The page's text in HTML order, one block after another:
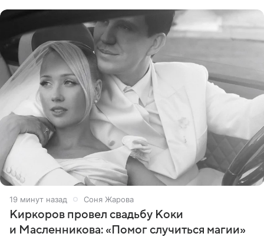
19 минут назад Соня Жарова
Киркоров провел свадьбу Коки
и Масленникова: «Помог случиться магии»